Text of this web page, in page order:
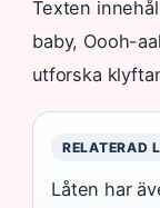
Texten
baby, Oooh-
utforska
RELATERAD
Låten har